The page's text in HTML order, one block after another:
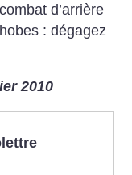
d’arrière
: dégagez
2010